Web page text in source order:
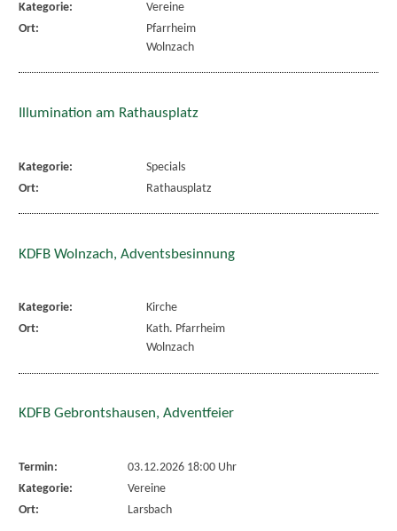
Kategorie:
Vereine
Ort:
Pfarrheim
Wolnzach
Illumination am Rathausplatz
Kategorie:
Specials
Ort:
Rathausplatz
KDFB Wolnzach, Adventsbesinnung
Kategorie:
Kirche
Ort:
Kath. Pfarrheim
Wolnzach
KDFB Gebrontshausen, Adventfeier
Termin:
03.12.2026 18:00 Uhr
Kategorie:
Vereine
Ort:
Larsbach